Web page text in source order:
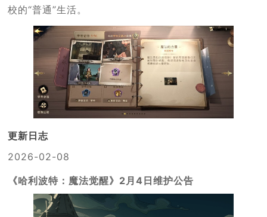
校的“普通”生活。
更新日志
2026-02-08
《哈利波特：魔法觉醒》2月4日维护公告